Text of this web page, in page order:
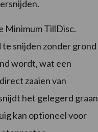
Minimum TillDisc.
snijden zonder grond
wordt, wat een
zaaien van
het gelegerd graan
kan optioneel voor